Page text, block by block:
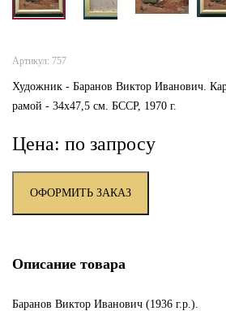
Артикул: 757
Художник - Баранов Виктор Иванович.
рамой - 34х47,5 см. БССР, 1970 г.
Цена: по запросу
ОФОРМИТЬ ЗАКАЗ
Описание товара
Баранов Виктор Иванович (1936 г.р.).